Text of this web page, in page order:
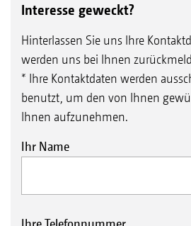
Interesse geweckt?
Hinterlassen Sie uns Ihre
werden uns bei Ihnen
* Ihre Kontaktdaten werden
benutzt, um den von Ihnen
Ihnen aufzunehmen.
Ihr Name